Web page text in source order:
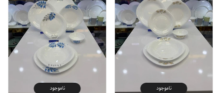
ناموجود ناموجود